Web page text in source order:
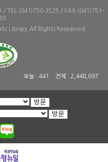
/ TEL (041)750-3525 / FAX (041)751-
Library.All Rights Researved.
오늘 : 441 전체 : 2,448,697